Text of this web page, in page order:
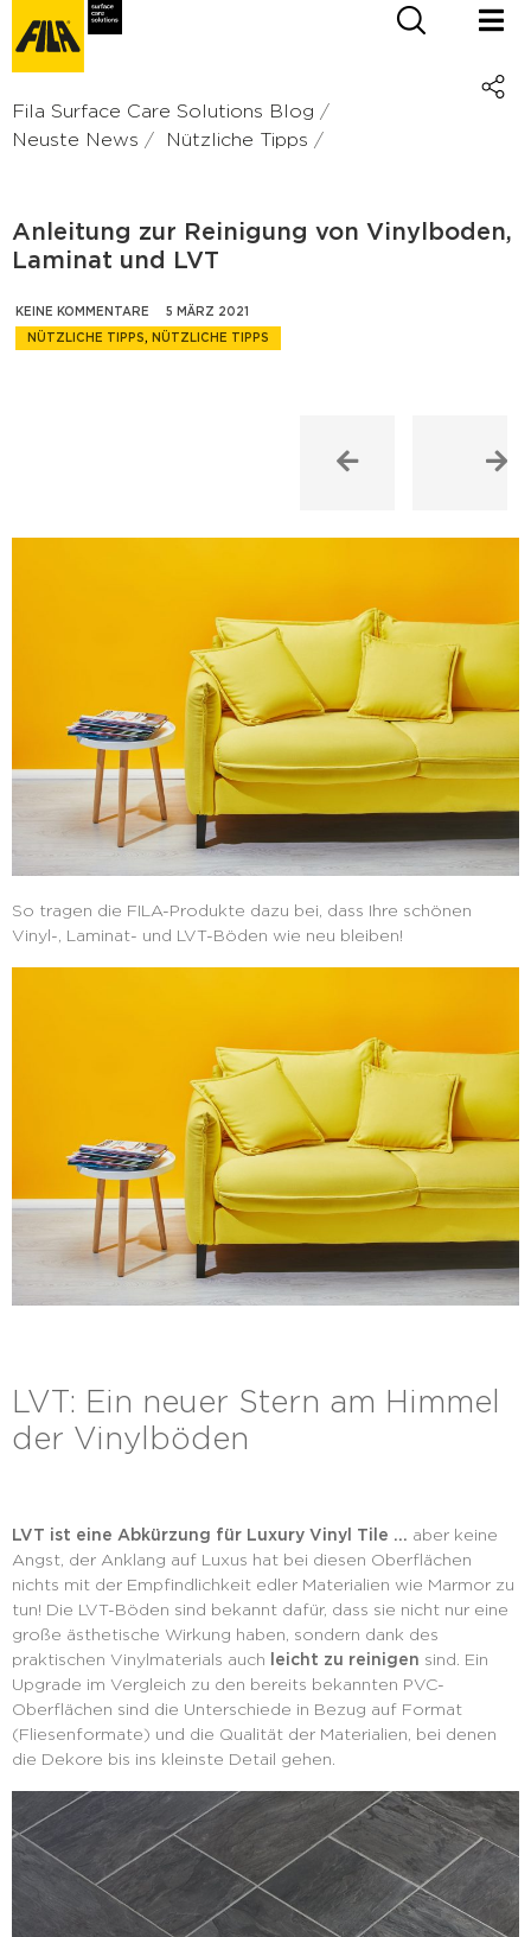
Fila Surface Care Solutions Blog
Neuste News
Nützliche Tipps
Anleitung zur Reinigung von Vinylboden,
Laminat und LVT
KEINE KOMMENTARE 5 MÄRZ 2021
NÜTZLICHE TIPPS , NÜTZLICHE TIPPS
So tragen die FILA-Produkte dazu bei, dass Ihre schönen
Vinyl-, Laminat- und LVT-Böden wie neu bleiben!
LVT: Ein neuer Stern am Himmel
der Vinylböden
LVT ist eine Abkürzung für Luxury Vinyl Tile … aber keine
Angst, der Anklang auf Luxus hat bei diesen Oberflächen
nichts mit der Empfindlichkeit edler Materialien wie Marmor zu
tun! Die LVT-Böden sind bekannt dafür, dass sie nicht nur eine
große ästhetische Wirkung haben, sondern dank des
praktischen Vinylmaterials auch
leicht zu reinigen sind. Ein
Upgrade im Vergleich zu den bereits bekannten PVC-
Oberflächen sind die Unterschiede in Bezug auf Format
(Fliesenformate) und die Qualität der Materialien, bei denen
die Dekore bis ins kleinste Detail gehen.